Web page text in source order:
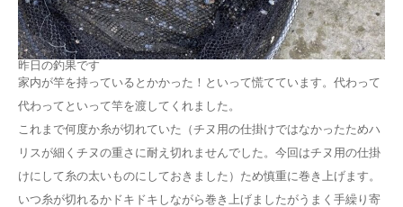
昨日の釣果です
家内が竿を持っているとかかった！といって慌てています。代わって
代わってといって竿を渡してくれました。
これまで何度か糸が切れていた（チヌ用の仕掛けではなかったためハ
リスが細くチヌの重さに耐え切れませんでした。今回はチヌ用の仕掛
けにして糸の太いものにしておきました）ため慎重に巻き上げます。
いつ糸が切れるかドキドキしながら巻き上げましたがうまく手繰り寄